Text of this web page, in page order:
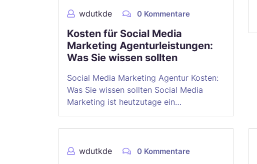
wdutkde 0 Kommentare
Kosten für Social Media
Marketing Agenturleistungen:
Was Sie wissen sollten
Social Media Marketing Agentur Kosten:
Was Sie wissen sollten Social Media
Marketing ist heutzutage ein…
wdutkde 0 Kommentare